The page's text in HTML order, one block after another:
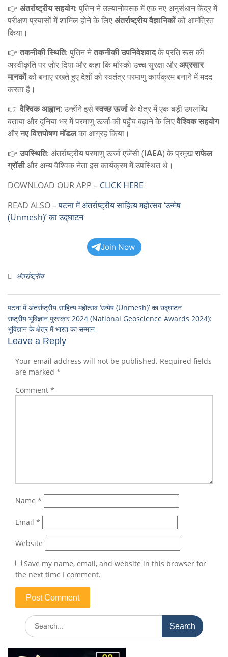
👉 अंतर्राष्ट्रीय सहयोग: पुतिन ने उल्यानोवस्क में एक नए अनुसंधान केंद्र में
परीक्षण प्रयासों में शामिल होने के लिएअंतर्राष्ट्रीय वैज्ञानिकोंको आमंत्रित
किया।
👉तकनीकी स्थिति: पुतिन नेतकनीकी उपनिवेशवादके प्रति रूस की
अस्वीकृति पर ज़ोर दिया और कहा कि मॉस्को उच्च सुरक्षा औरअप्रसार
मानकोंको बनाए रखते हुए देशों को स्वतंत्र परमाणु कार्यक्रम बनाने में मदद
करता है।
👉वैश्विक आह्वान: उन्होंने इसेस्वच्छ ऊर्जाके क्षेत्र में एक बड़ी उपलब्धि
बताया और दुनिया भर में परमाणु ऊर्जा की पहुँच बढ़ाने के लिएवैश्विक सहयोग
औरनए वित्तपोषण मॉडलका आग्रह किया।
👉उपस्थिति: अंतर्राष्ट्रीय परमाणु ऊर्जा एजेंसी (IAEA) के प्रमुखराफेल
ग्रॉसीऔर अन्य वैश्विक नेता इस कार्यक्रम में उपस्थित थे।
DOWNLOAD OUR APP – CLICK HERE
READ ALSO –पटना में अंतर्राष्ट्रीय साहित्य महोत्सव ‘उन्मेष
(Unmesh)’ का उद्घाटन
Join Now
अंतर्राष्ट्रीय
पटना में अंतर्राष्ट्रीय साहित्य महोत्सव ‘उन्मेष (Unmesh)’ का उद्घाटन
राष्ट्रीय भूविज्ञान पुरस्कार 2024 (National Geoscience Awards 2024):
भूविज्ञान के क्षेत्र में भारत का सम्मान
Leave a Reply
Your email address will not be published. Required fields
are marked *
Comment *
Name *
Email *
Website
Save my name, email, and website in this browser for
the next time I comment.